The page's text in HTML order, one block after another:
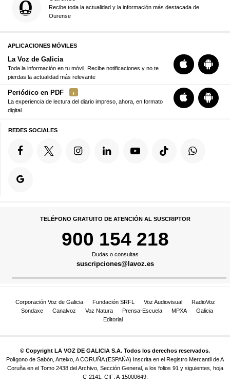
Recibe toda la actualidad y la información más destacada de
Ourense
APLICACIONES MÓVILES
La Voz de Galicia
Toda la información en tu móvil. Recibe notificaciones y no te
pierdas la actualidad más relevante
Periódico en PDF
La experiencia de lectura del diario impreso, ahora, en formato
digital
REDES SOCIALES
TELÉFONO GRATUITO DE ATENCIÓN AL SUSCRIPTOR
900 154 218
Dudas o consultas
suscripciones@lavoz.es
Corporación Voz de Galicia Fundación SRFL Voz Audiovisual
RadioVoz
Sondaxe
Canalvoz Voz Natura Prensa-Escuela MPXA
Galicia
Editorial
© Copyright LA VOZ DE GALICIA S.A. Todos los derechos reservados.
Polígono de Sabón, Arteixo, A CORUÑA (ESPAÑA) Inscrita en el Registro Mercantil de A
Coruña en el Tomo 2438 del Archivo, Sección General, a los folios 91 y siguientes, hoja
C-2141. CIF: A-15000649.